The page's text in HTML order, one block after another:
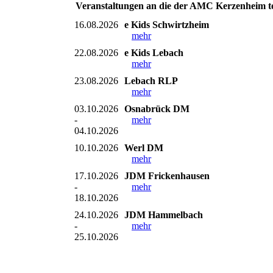
Veranstaltungen an die der AMC Kerzenheim
16.08.2026 e Kids Schwirtzheim
mehr
22.08.2026 e Kids Lebach
mehr
23.08.2026 Lebach RLP
mehr
03.10.2026
-
04.10.2026
Osnabrück DM
mehr
10.10.2026 Werl DM
mehr
17.10.2026
-
18.10.2026
JDM Frickenhausen
mehr
24.10.2026
-
25.10.2026
JDM Hammelbach
mehr